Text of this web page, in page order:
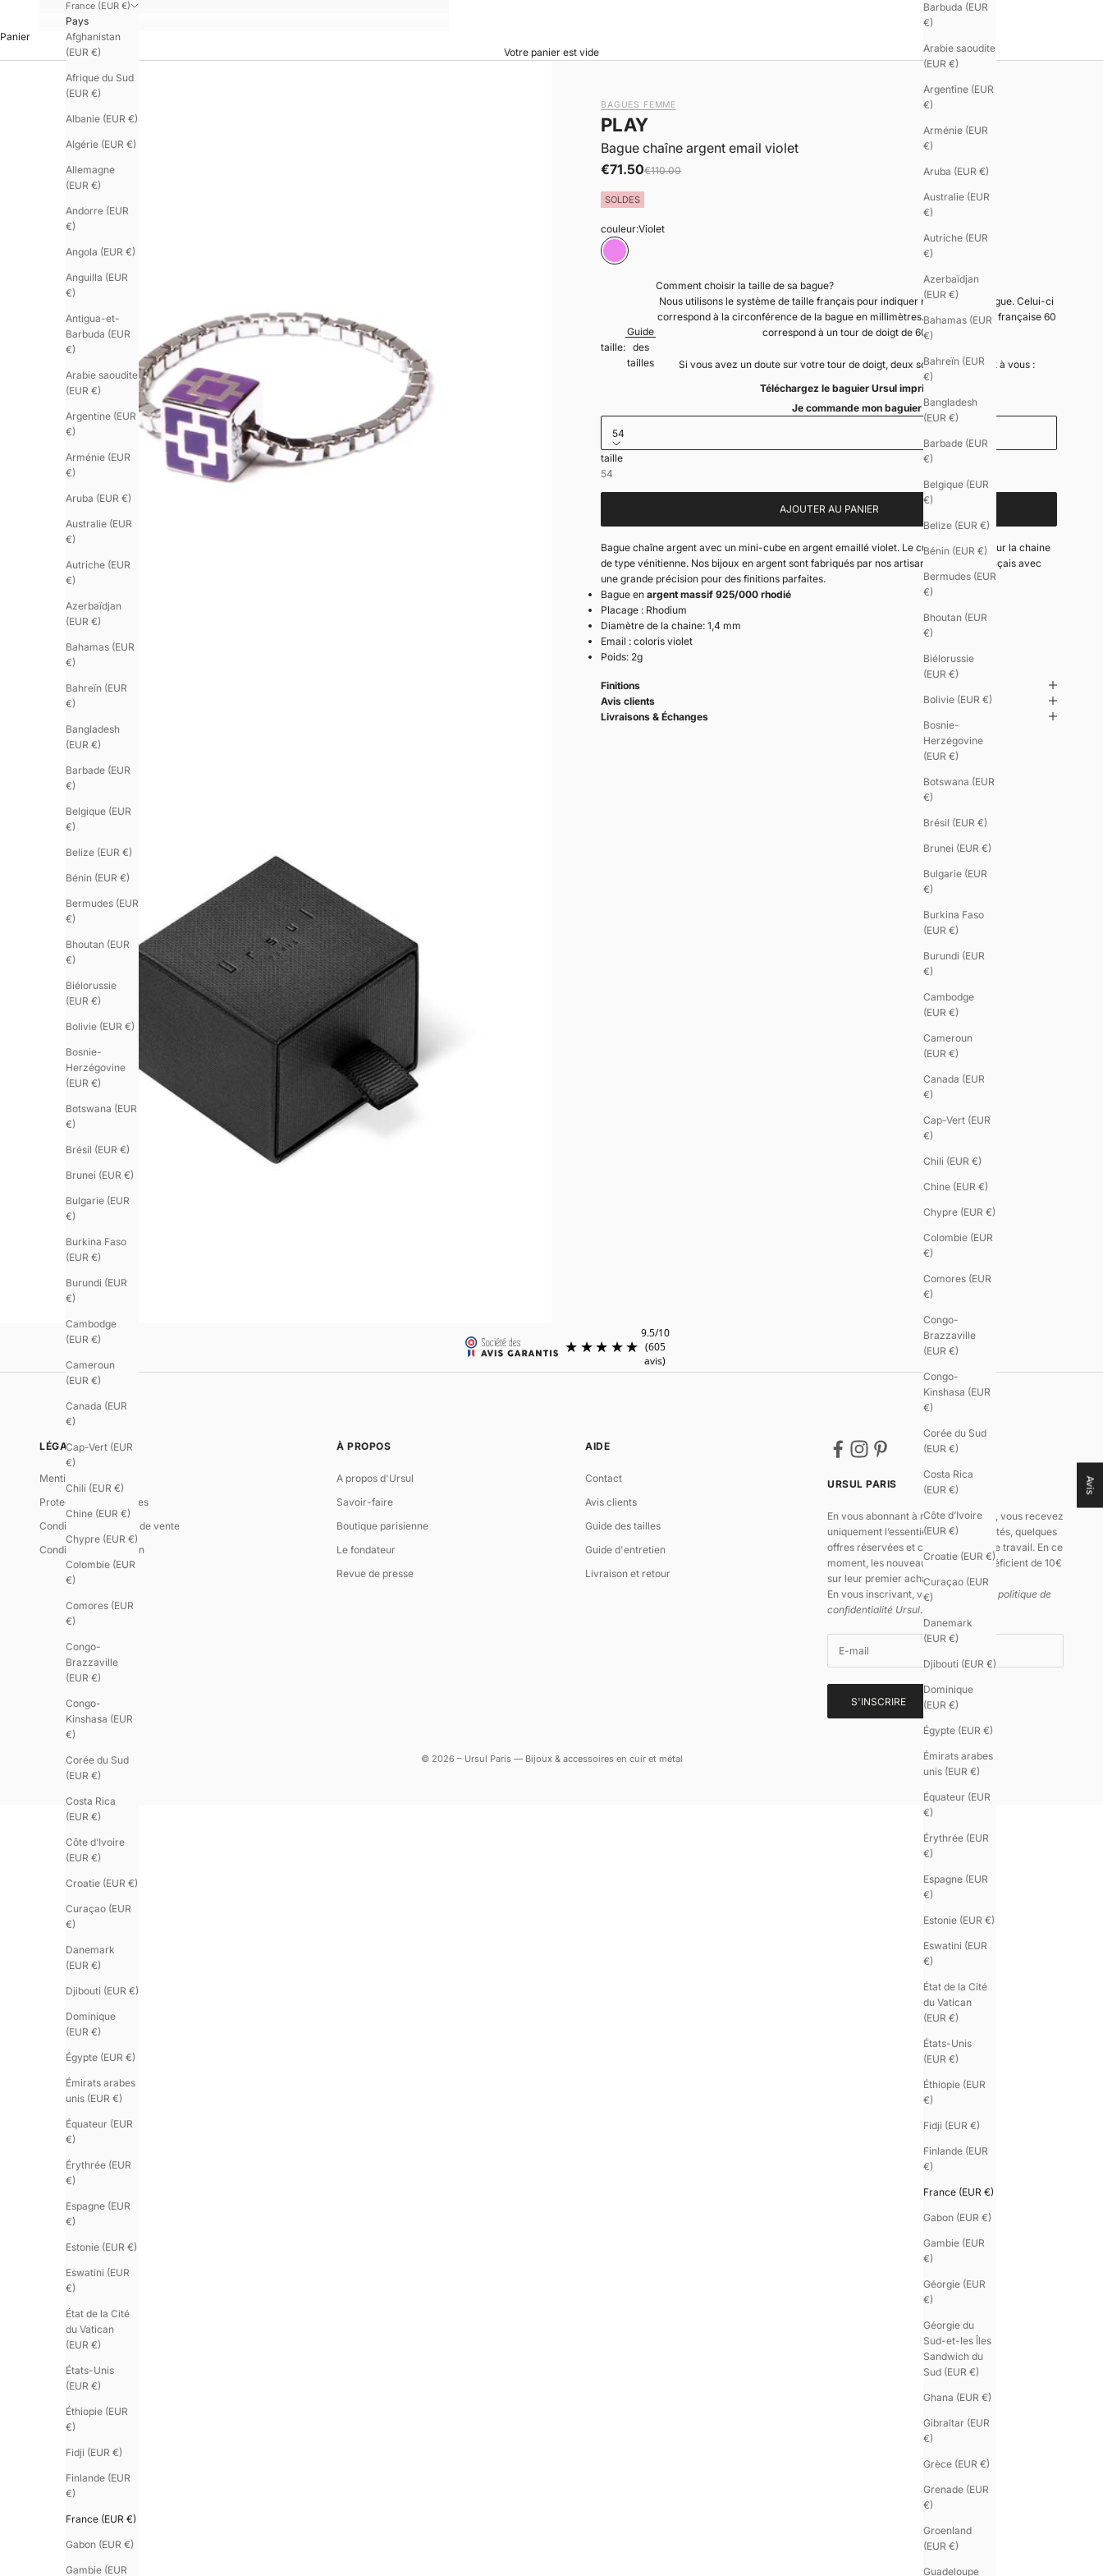
Barbuda (EUR
€)
Arabie saoudite
(EUR €)
Argentine (EUR
€)
Arménie (EUR
€)
Aruba (EUR €)
Australie (EUR
€)
Autriche (EUR
€)
Azerbaïdjan
(EUR €)
Bahamas (EUR
€)
Bahreïn (EUR
€)
Bangladesh
(EUR €)
Barbade (EUR
€)
Belgique (EUR
€)
Belize (EUR €)
Bénin (EUR €)
Bermudes (EUR
€)
Bhoutan (EUR
€)
Biélorussie
(EUR €)
Bolivie (EUR €)
Bosnie-
Herzégovine
(EUR €)
Botswana (EUR
€)
Brésil (EUR €)
Brunei (EUR €)
Bulgarie (EUR
€)
Burkina Faso
(EUR €)
Burundi (EUR
€)
Cambodge
(EUR €)
Cameroun
(EUR €)
Canada (EUR
€)
Cap-Vert (EUR
€)
Chili (EUR €)
Chine (EUR €)
Chypre (EUR €)
Colombie (EUR
€)
Comores (EUR
€)
Congo-
Brazzaville
(EUR €)
Congo-
Kinshasa (EUR
€)
Corée du Sud
(EUR €)
Costa Rica
(EUR €)
Côte d’Ivoire
(EUR €)
Croatie (EUR €)
Curaçao (EUR
€)
Danemark
(EUR €)
Djibouti (EUR €)
Dominique
(EUR €)
Égypte (EUR €)
Émirats arabes
unis (EUR €)
Équateur (EUR
€)
Érythrée (EUR
€)
Espagne (EUR
€)
Estonie (EUR €)
Eswatini (EUR
€)
État de la Cité
du Vatican
(EUR €)
États-Unis
(EUR €)
Éthiopie (EUR
€)
Fidji (EUR €)
Finlande (EUR
€)
France (EUR €)
Gabon (EUR €)
Gambie (EUR
€)
Géorgie (EUR
€)
Géorgie du
Sud-et-les Îles
Sandwich du
Sud (EUR €)
Ghana (EUR €)
Gibraltar (EUR
€)
Grèce (EUR €)
Grenade (EUR
€)
Groenland
(EUR €)
Guadeloupe
France (EUR €)
Pays
Afghanistan
(EUR €)
Afrique du Sud
(EUR €)
Albanie (EUR €)
Algérie (EUR €)
Allemagne
(EUR €)
Andorre (EUR
€)
Angola (EUR €)
Anguilla (EUR
€)
Antigua-et-
Barbuda (EUR
€)
Arabie saoudite
(EUR €)
Argentine (EUR
€)
Arménie (EUR
€)
Aruba (EUR €)
Australie (EUR
€)
Autriche (EUR
€)
Azerbaïdjan
(EUR €)
Bahamas (EUR
€)
Bahreïn (EUR
€)
Bangladesh
(EUR €)
Barbade (EUR
€)
Belgique (EUR
€)
Belize (EUR €)
Bénin (EUR €)
Bermudes (EUR
€)
Bhoutan (EUR
€)
Biélorussie
(EUR €)
Bolivie (EUR €)
Bosnie-
Herzégovine
(EUR €)
Botswana (EUR
€)
Brésil (EUR €)
Brunei (EUR €)
Bulgarie (EUR
€)
Burkina Faso
(EUR €)
Burundi (EUR
€)
Cambodge
(EUR €)
Cameroun
(EUR €)
Canada (EUR
€)
Cap-Vert (EUR
€)
Chili (EUR €)
Chine (EUR €)
Chypre (EUR €)
Colombie (EUR
€)
Comores (EUR
€)
Congo-
Brazzaville
(EUR €)
Congo-
Kinshasa (EUR
€)
Corée du Sud
(EUR €)
Costa Rica
(EUR €)
Côte d’Ivoire
(EUR €)
Croatie (EUR €)
Curaçao (EUR
€)
Danemark
(EUR €)
Djibouti (EUR €)
Dominique
(EUR €)
Égypte (EUR €)
Émirats arabes
unis (EUR €)
Équateur (EUR
€)
Érythrée (EUR
€)
Espagne (EUR
€)
Estonie (EUR €)
Eswatini (EUR
€)
État de la Cité
du Vatican
(EUR €)
États-Unis
(EUR €)
Éthiopie (EUR
€)
Fidji (EUR €)
Finlande (EUR
€)
France (EUR €)
Gabon (EUR €)
Gambie (EUR
Panier
Votre panier est vide
BAGUES FEMME
Bague chaîne argent email violet
|
PLAY
Prix de vente
€71.50Prix normal
€110.00
SOLDES
couleur:Violet
Violet
taille:
Guide
des
tailles
Comment choisir la taille de sa bague?
Nous utilisons le système de taille français pour indiquer nos tailles de bague. Celui-ci
correspond à la circonférence de la bague en millimètres. Ainsi, une taille française 60
correspond à un tour de doigt de 60 mm.
Si vous avez un doute sur votre tour de doigt, deux solutions s’offrent à vous :
Téléchargez le baguier Ursul imprimable
Je commande mon baguier
54
taille
54
AJOUTER AU PANIER
Bague chaîne argent avec un mini-cube en argent emaillé violet. Le cube est mobile sur la chaine
de type vénitienne. Nos bijoux en argent sont fabriqués par nos artisans bijoutiers français avec
une grande précision pour des finitions parfaites.
Bague en argent massif 925/000 rhodié
Placage : Rhodium
Diamètre de la chaine: 1,4 mm
Email : coloris violet
Poids: 2g
Finitions
Avis clients
Livraisons & Échanges
LÉGAL
Mentions Légales
Protection des données
Conditions générales de vente
Conditions d'utilisation
À PROPOS
A propos d'Ursul
Savoir-faire
Boutique parisienne
Le fondateur
Revue de presse
AIDE
Contact
Avis clients
Guide des tailles
Guide d'entretien
Livraison et retour
URSUL PARIS
En vous abonnant à notre newsletter, vous recevez
uniquement l’essentiel : nos nouveautés, quelques
offres réservées et ce qui guide notre travail. En ce
moment, les nouveaux abonnés bénéficient de 10€
sur leur premier achat.
En vous inscrivant, vous acceptez
la politique de
confidentialité Ursul.
S'INSCRIRE
© 2026 – Ursul Paris — Bijoux & accessoires en cuir et métal
Avis